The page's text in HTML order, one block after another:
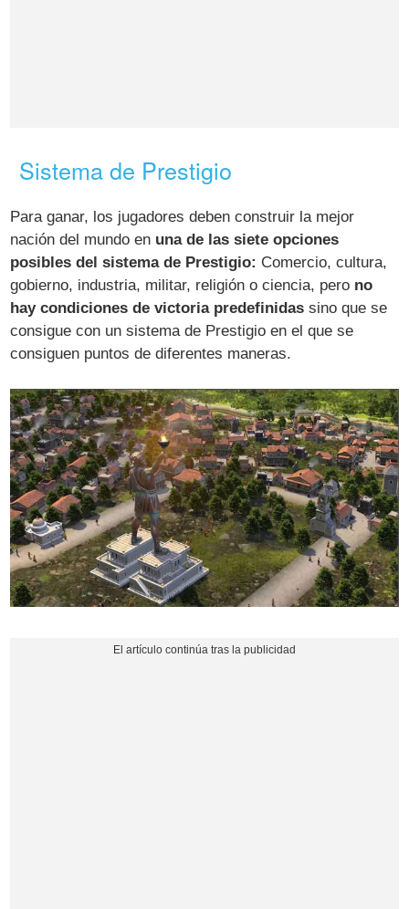
Sistema de Prestigio
Para ganar, los jugadores deben construir la mejor
nación del mundo en una de las siete opciones
posibles del sistema de Prestigio: Comercio, cultura,
gobierno, industria, militar, religión o ciencia, pero no
hay condiciones de victoria predefinidassino que se
consigue con un sistema de Prestigio en el que se
consiguen puntos de diferentes maneras.